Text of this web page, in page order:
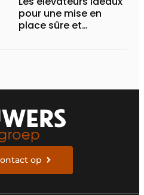
pour une mise en
place sûre et
op